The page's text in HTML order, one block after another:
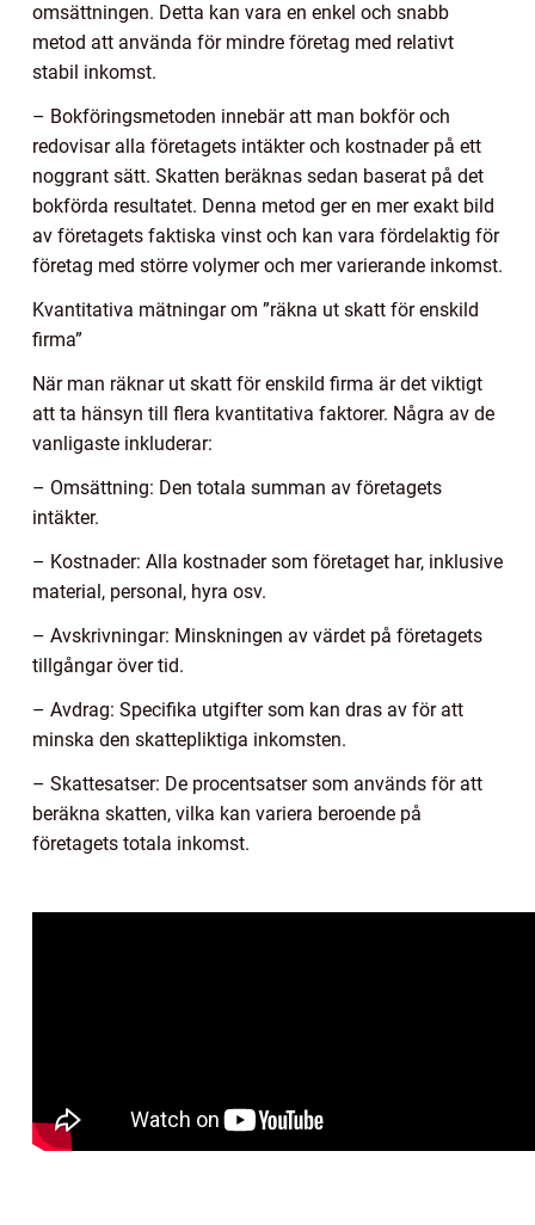
omsättningen. Detta kan vara en enkel och snabb
metod att använda för mindre företag med relativt
stabil inkomst.
– Bokföringsmetoden innebär att man bokför och
redovisar alla företagets intäkter och kostnader på ett
noggrant sätt. Skatten beräknas sedan baserat på det
bokförda resultatet. Denna metod ger en mer exakt bild
av företagets faktiska vinst och kan vara fördelaktig för
företag med större volymer och mer varierande inkomst.
Kvantitativa mätningar om ”räkna ut skatt för enskild
firma”
När man räknar ut skatt för enskild firma är det viktigt
att ta hänsyn till flera kvantitativa faktorer. Några av de
vanligaste inkluderar:
– Omsättning: Den totala summan av företagets
intäkter.
– Kostnader: Alla kostnader som företaget har, inklusive
material, personal, hyra osv.
– Avskrivningar: Minskningen av värdet på företagets
tillgångar över tid.
– Avdrag: Specifika utgifter som kan dras av för att
minska den skattepliktiga inkomsten.
– Skattesatser: De procentsatser som används för att
beräkna skatten, vilka kan variera beroende på
företagets totala inkomst.